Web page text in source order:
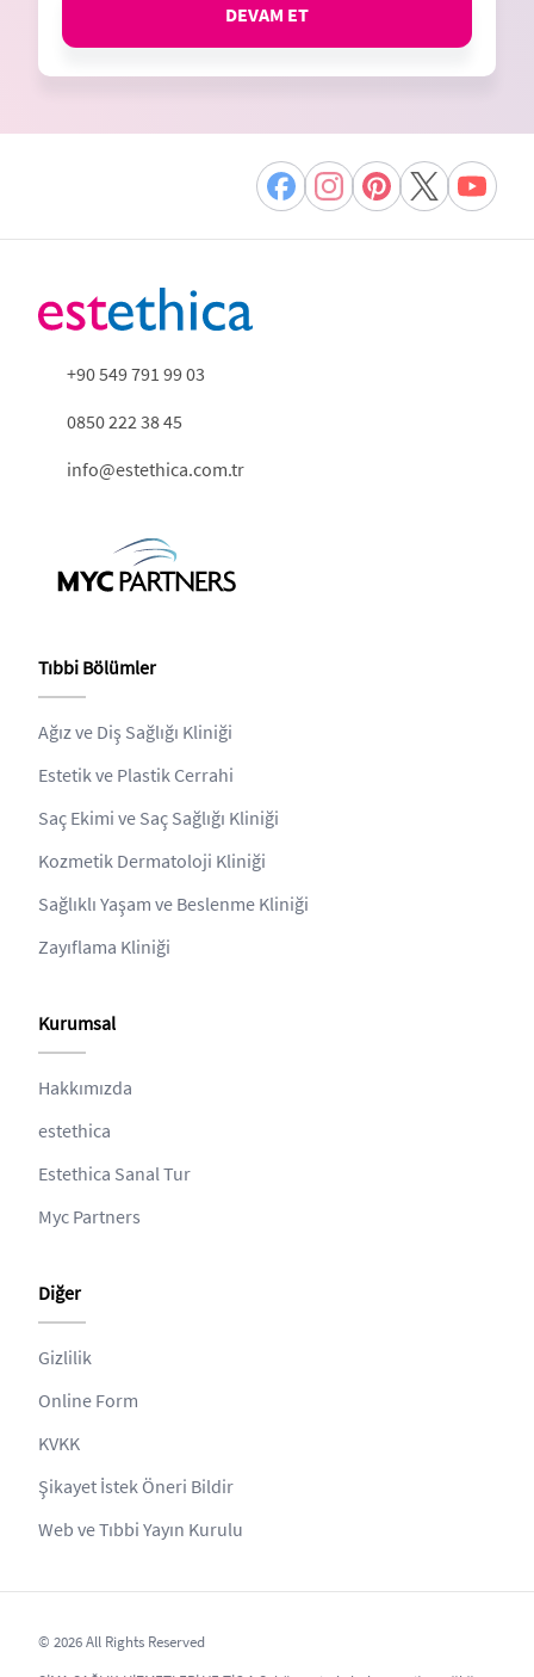
DEVAM ET
+90 549 791 99 03
0850 222 38 45
info@estethica.com.tr
Tıbbi Bölümler
Ağız ve Diş Sağlığı Kliniği
Estetik ve Plastik Cerrahi
Saç Ekimi ve Saç Sağlığı Kliniği
Kozmetik Dermatoloji Kliniği
Sağlıklı Yaşam ve Beslenme Kliniği
Zayıflama Kliniği
Kurumsal
Hakkımızda
estethica
Estethica Sanal Tur
Myc Partners
Diğer
Gizlilik
Online Form
KVKK
Şikayet İstek Öneri Bildir
Web ve Tıbbi Yayın Kurulu
© 2026 All Rights Reserved